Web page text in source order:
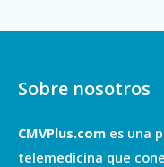
Sobre nosotros
CMVPlus.com es una
telemedicina que